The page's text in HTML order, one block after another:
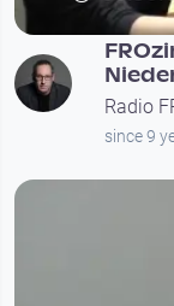
Radio
since 9